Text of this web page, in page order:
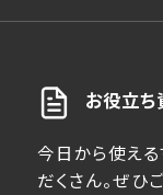
お役立ち
今日から使え
だくさん。ぜひ